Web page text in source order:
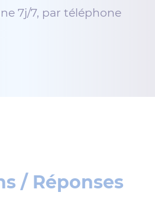
7j/7, par téléphone
/ Réponses